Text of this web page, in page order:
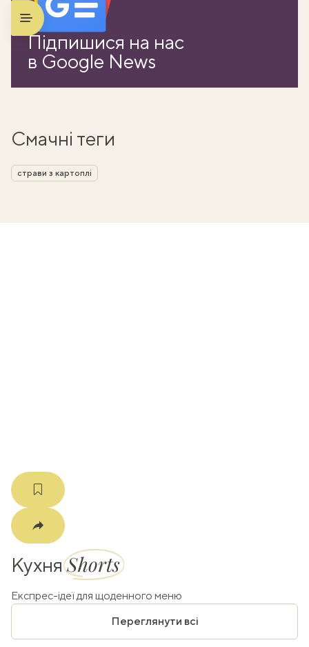
Підпишися на нас
в Google News
Смачні теги
страви з картоплі
КухняShorts
Експрес-ідеї для щоденного меню
Переглянути всі